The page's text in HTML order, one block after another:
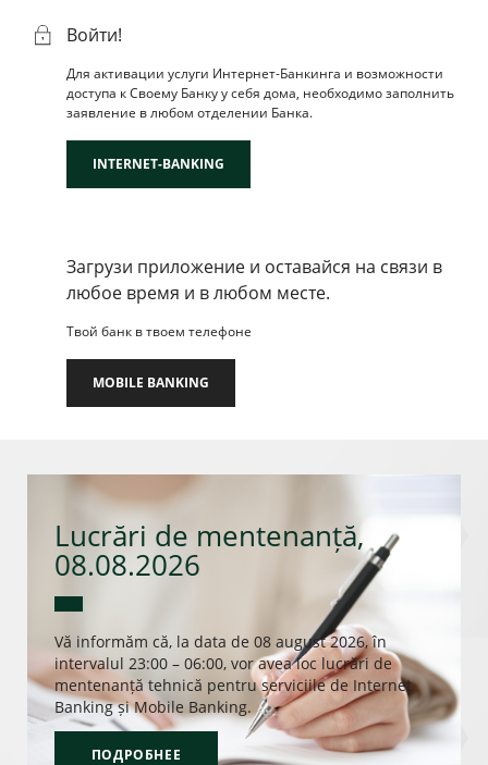
Войти!
Для активации услуги Интернет-Банкинга и возможности
доступа к Своему Банку у себя дома, необходимо заполнить
заявление в любом отделении Банка.
INTERNET-BANKING
Загрузи приложение и оставайся на связи в
любое время и в любом месте.
Твой банк в твоем телефоне
MOBILE BANKING
Lucrări de mentenanță,
08.08.2026
Vă informăm că, la data de 08 august 2026, în
intervalul 23:00 – 06:00, vor avea loc lucrări de
mentenanță tehnică pentru serviciile de Internet
Banking și Mobile Banking.
ПОДРОБНЕЕ